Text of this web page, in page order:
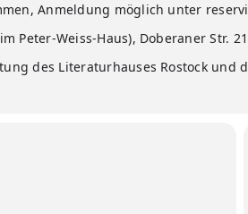
Anmeldung möglich unter
Peter-Weiss-Haus), Doberaner Str.
des Literaturhauses Rostock und